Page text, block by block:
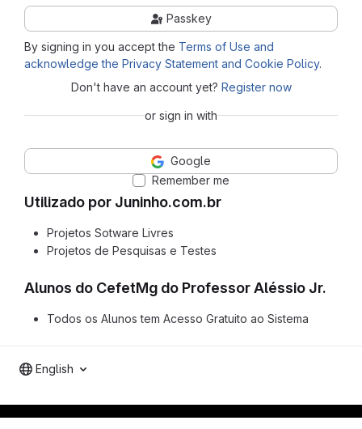
Utilizado por Juninho.com.br
Projetos Sotware Livres
Projetos de Pesquisas e Testes
Alunos do CefetMg do Professor Aléssio Jr.
Todos os Alunos tem Acesso Gratuito ao Sistema
Passkey
By signing in you accept the Terms of Use and
acknowledge the Privacy Statement and Cookie Policy.
Don't have an account yet? Register now
or sign in with
Google
Remember me
English